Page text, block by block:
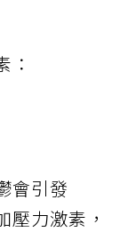
：
會引發
壓力激素，